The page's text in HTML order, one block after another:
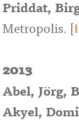
Priddat,
Metropolis. [
2013
Abel, Jörg,
Akyel,